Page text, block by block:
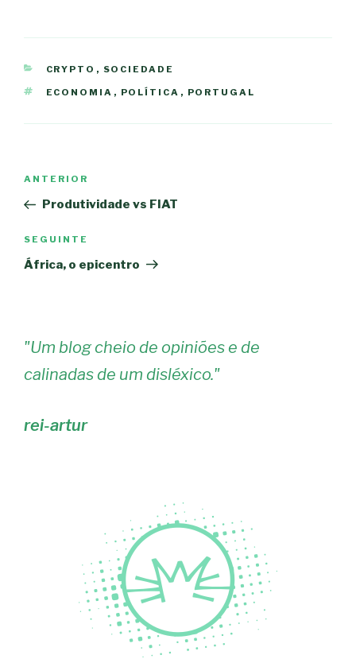
CATEGORIAS
CRYPTO , SOCIEDADE
ETIQUETAS
ECONOMIA , POLÍTICA , PORTUGAL
artigos
Conteúdo
anterior
ANTERIOR
Produtividade vs FIAT
Conteúdo
seguinte
SEGUINTE
África, o epicentro
"Um blog cheio de opiniões e de
calinadas de um disléxico."
rei-artur